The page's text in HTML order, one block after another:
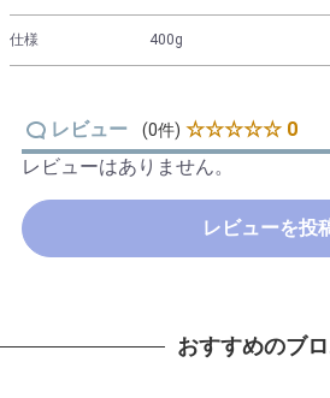
仕様 400g
レビュー (0件) ☆☆☆☆☆ 0
レビューはありません。
レビューを投
おすすめのブ